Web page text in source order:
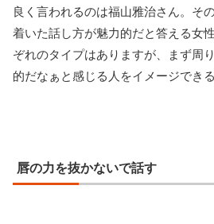
良く言われるのは福山雅治さん。そ
着いた話し方が魅力的だと答える女
ぞれのタイプはありますが、まず周
的だなぁと感じる人をイメージでき
唇の力を抜かないで話す